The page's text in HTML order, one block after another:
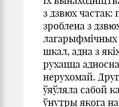
з дзвюх
зроблена з
лагарыфмічных
шкал, адна з
рухацца
нерухомай.
ўяўляла сабой
ўнутры якога на